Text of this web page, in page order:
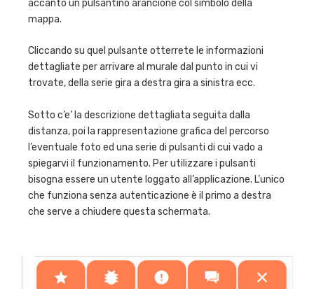
accanto un pulsantino arancione col simbolo della
mappa.
Cliccando su quel pulsante otterrete le informazioni
dettagliate per arrivare al murale dal punto in cui vi
trovate, della serie gira a destra gira a sinistra ecc.
Sotto c’e’ la descrizione dettagliata seguita dalla
distanza, poi la rappresentazione grafica del percorso
l’eventuale foto ed una serie di pulsanti di cui vado a
spiegarvi il funzionamento. Per utilizzare i pulsanti
bisogna essere un utente loggato all’applicazione. L’unico
che funziona senza autenticazione è il primo a destra
che serve a chiudere questa schermata.